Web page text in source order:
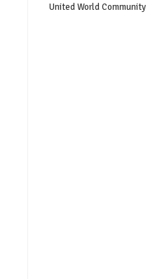
United World Community